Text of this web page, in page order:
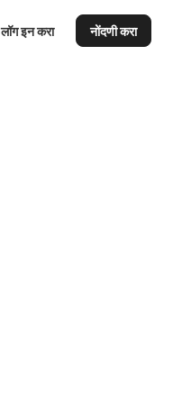
लॉग इन करा नोंदणी करा